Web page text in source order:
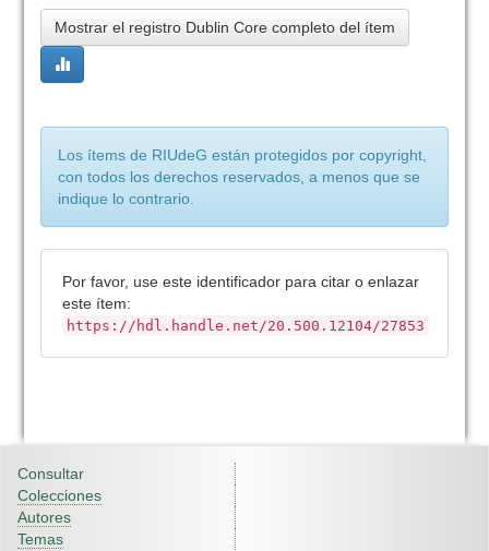
Mostrar el registro Dublin Core completo del ítem
Los ítems de RIUdeG están protegidos por copyright,
con todos los derechos reservados, a menos que se
indique lo contrario.
Por favor, use este identificador para citar o enlazar
este ítem:
https://hdl.handle.net/20.500.12104/27853
Consultar
Colecciones
Autores
Temas